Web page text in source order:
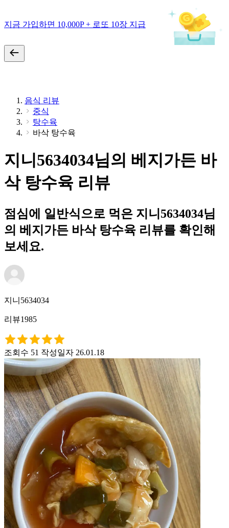
지금 가입하면 10,000P + 로또 10장 지급
음식 리뷰
중식
탕수육
바삭 탕수육
지니5634034님의 베지가든 바
삭 탕수육 리뷰
점심에 일반식으로 먹은 지니5634034님
의 베지가든 바삭 탕수육 리뷰를 확인해
보세요.
지니5634034
리뷰1985
조회수 51 작성일자 26.01.18